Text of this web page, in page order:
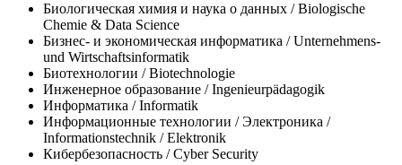
Биологическая химия и наука о данных / Biologische
Chemie & Data Science
Бизнес- и экономическая информатика / Unternehmens-
und Wirtschaftsinformatik
Биотехнологии / Biotechnologie
Инженерное образование / Ingenieurpädagogik
Информатика / Informatik
Информационные технологии / Электроника /
Informationstechnik / Elektronik
Кибербезопасность / Cyber Security